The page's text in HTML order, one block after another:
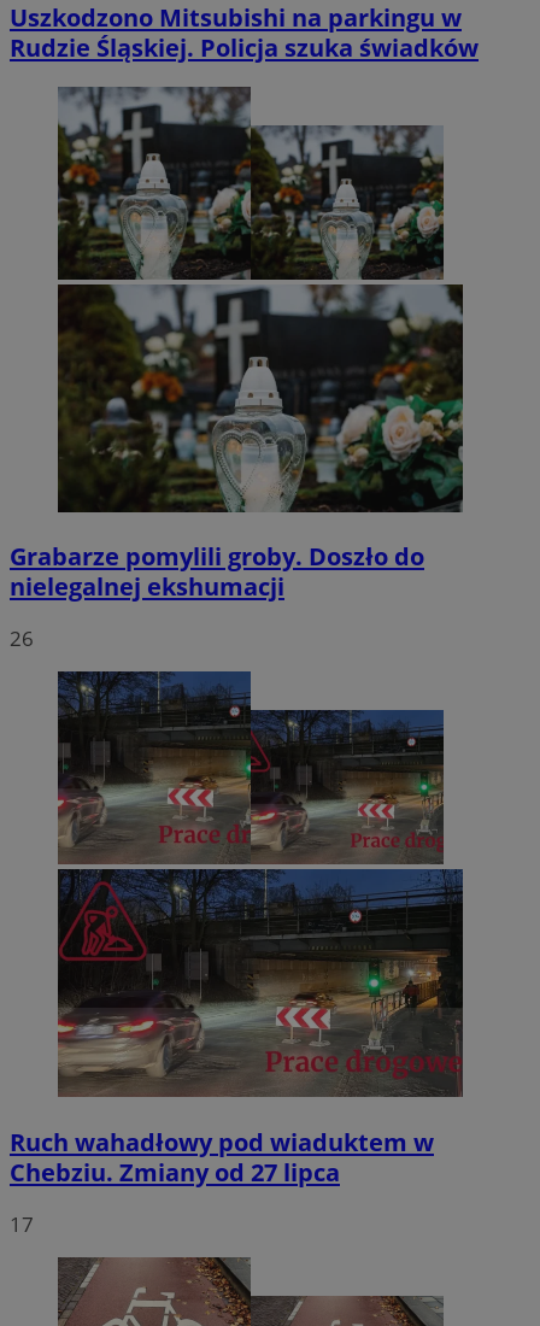
Uszkodzono Mitsubishi na parkingu w
Rudzie Śląskiej. Policja szuka świadków
Grabarze pomylili groby. Doszło do
nielegalnej ekshumacji
26
Ruch wahadłowy pod wiaduktem w
Chebziu. Zmiany od 27 lipca
17